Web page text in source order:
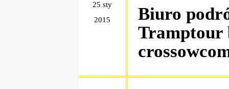
25 sty
2015
Biuro
Tramptour